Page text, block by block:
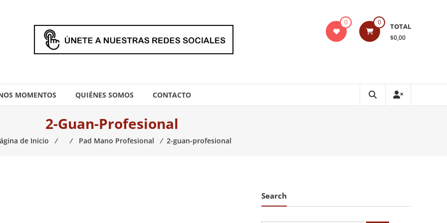
0 0 TOTAL
$0,00
MOMENTOS QUIÉNES SOMOS CONTACTO
2-Guan-Profesional
de Inicio ⁄ ⁄ Pad Mano Profesional ⁄ 2-guan-profesional
Search